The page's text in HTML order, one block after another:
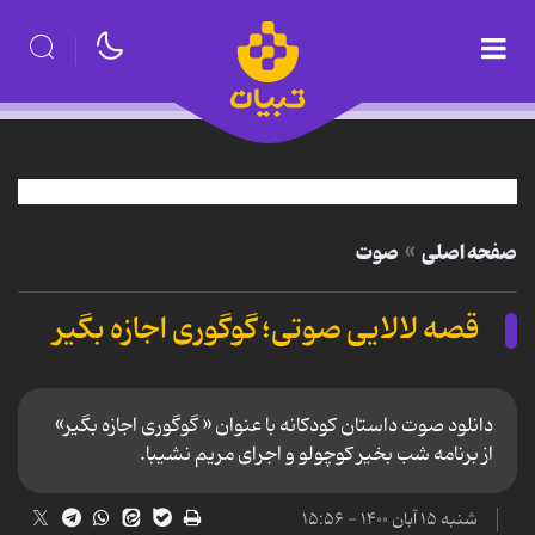
صفحه اصلی صوت
قصه لالایی صوتی؛ گوگوری اجازه بگیر
دانلود صوت داستان کودکانه با عنوان « گوگوری اجازه بگیر»
از برنامه شب بخیر كوچولو و اجرای مریم نشیبا.
شنبه ۱۵ آبان ۱۴۰۰ - ۱۵:۵۶